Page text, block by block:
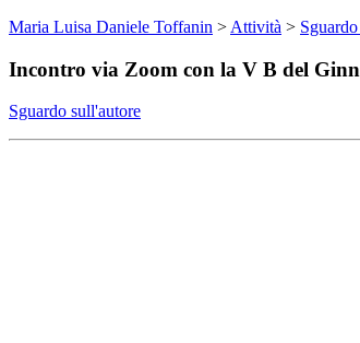
Maria Luisa Daniele Toffanin > Attività >
Incontro via Zoom con la V B del
Sguardo sull'autore